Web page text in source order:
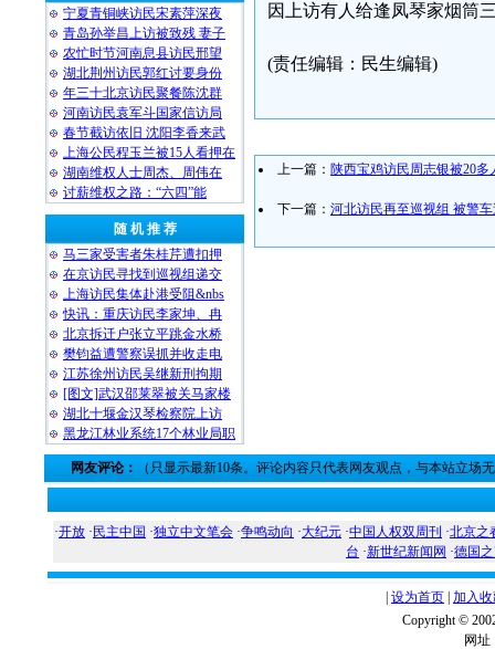
宁夏青铜峡访民宋素萍深夜
青岛孙举昌上访被致残 妻子
农忙时节河南息县访民邢望
湖北荆州访民郭红讨要身份
年三十北京访民聚餐陈沈群
河南访民袁军斗国家信访局
春节截访依旧 沈阳李香来武
上海公民程玉兰被15人看押在
湖南维权人士周杰、周伟在
讨薪维权之路：“六四”能
随 机 推 荐
马三家受害者朱桂芹遭扣押
在京访民寻找到巡视组递交
上海访民集体赴港受阻&nbs
快讯：重庆访民李家坤、冉
北京拆迁户张立平跳金水桥
樊钧益遭警察误抓并收走电
江苏徐州访民吴继新刑拘期
[图文]武汉邵莱翠被关马家楼
湖北十堰金汉琴检察院上访
黑龙江林业系统17个林业局职
因上访有人给逢凤琴家烟筒
(责任编辑：民生编辑)
上一篇： 陕西宝鸡访民周志银被20
下一篇： 河北访民再至巡视组 被警
网友评论： （只显示最新10条。评论内容只代表网友观点，与本站立场
·开放 · 民主中国 ·独立中文笔会 ·争鸣动向 ·大纪元 ·中国人权双周刊 ·北京之
台 ·新世纪新闻网 ·德国
设为首页 加入
Copyright ©
网址